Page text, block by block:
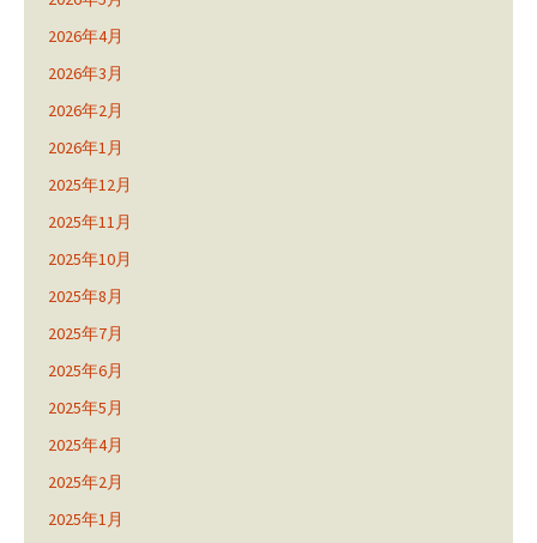
2026年4月
2026年3月
2026年2月
2026年1月
2025年12月
2025年11月
2025年10月
2025年8月
2025年7月
2025年6月
2025年5月
2025年4月
2025年2月
2025年1月